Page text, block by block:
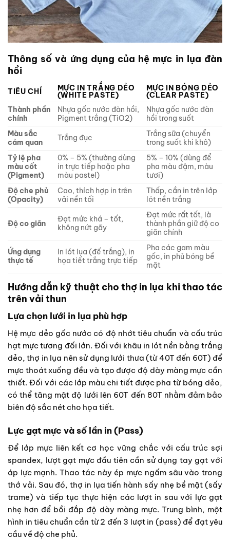
Thông số và ứng dụng của hệ mực in lụa đàn
hồi
TIÊU CHÍ MỰC IN TRẮNG DẺO
(WHITE PASTE)
MỰC IN BÓNG DẺO
(CLEAR PASTE)
Thành phần
chính
Nhựa gốc nước đàn hồi,
Pigment trắng (TiO2)
Nhựa gốc nước đàn
hồi trong suốt
Màu sắc
cảm quan
Trắng đục
Trắng sữa (chuyển
trong suốt khi khô)
Tỷ lệ pha
màu cốt
(Pigment)
0% – 5% (thường dùng
in trực tiếp hoặc pha
màu pastel)
5% – 10% (dùng để
pha màu đậm, màu
tươi)
Độ che phủ
(Opacity)
Cao, thích hợp in trên
vải nền tối
Thấp, cần in trên lớp
lót nền trắng
Độ co giãn
Đạt mức khá – tốt,
không nứt gãy
Đạt mức rất tốt, là
thành phần giữ độ co
giãn chính
Ứng dụng
thực tế
In lót lụa (đế trắng), in
họa tiết trắng trực tiếp
Pha các gam màu
gốc, in phủ bóng bề
mặt
Hướng dẫn kỹ thuật cho thợ in lụa khi thao tác
trên vải thun
Lựa chọn lưới in lụa phù hợp
Hệ mực dẻo gốc nước có độ nhớt tiêu chuẩn và cấu trúc
hạt mực tương đối lớn. Đối với khâu in lót nền bằng trắng
dẻo, thợ in lụa nên sử dụng lưới thưa (từ 40T đến 60T) để
mực thoát xuống đều và tạo được độ dày màng mực cần
thiết. Đối với các lớp màu chi tiết được pha từ bóng dẻo,
có thể tăng mật độ lưới lên 60T đến 80T nhằm đảm bảo
biên độ sắc nét cho họa tiết.
Lực gạt mực và số lần in (Pass)
Để lớp mực liên kết cơ học vững chắc với cấu trúc sợi
spandex, lượt gạt mực đầu tiên cần sử dụng tay gạt với
áp lực mạnh. Thao tác này ép mực ngấm sâu vào trong
thớ vải. Sau đó, thợ in lụa tiến hành sấy nhẹ bề mặt (sấy
trame) và tiếp tục thực hiện các lượt in sau với lực gạt
nhẹ hơn để bồi đắp độ dày màng mực. Trung bình, một
hình in tiêu chuẩn cần từ 2 đến 3 lượt in (pass) để đạt yêu
cầu về độ che phủ.